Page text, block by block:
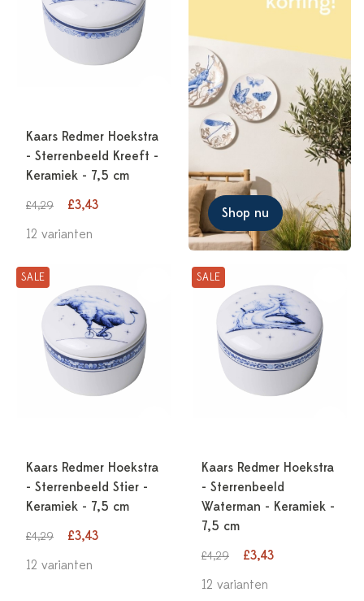
Kaars Redmer Hoekstra
- Sterrenbeeld Kreeft -
Keramiek - 7,5 cm
£4,29
£3,43
12 varianten
Shop nu
SALE
Kaars Redmer Hoekstra
- Sterrenbeeld Stier -
Keramiek - 7,5 cm
£4,29
£3,43
12 varianten
SALE
Kaars Redmer Hoekstra
- Sterrenbeeld
Waterman - Keramiek -
7,5 cm
£4,29
£3,43
12 varianten